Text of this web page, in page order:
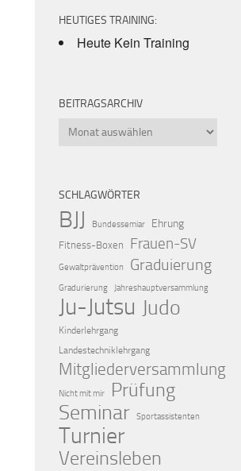
HEUTIGES TRAINING:
Heute Kein Training
BEITRAGSARCHIV
Beitragsarchiv
SCHLAGWÖRTER
BJJ Bundessemiar Ehrung
Fitness-Boxen Frauen-SV
Gewaltprävention Graduierung
Gradurierung Jahreshauptversammlung
Ju-Jutsu Judo
Kinderlehrgang
Landestechniklehrgang
Mitgliederversammlung
Nicht mit mir Prüfung
Seminar Sportassistenten
Turnier
Vereinsleben